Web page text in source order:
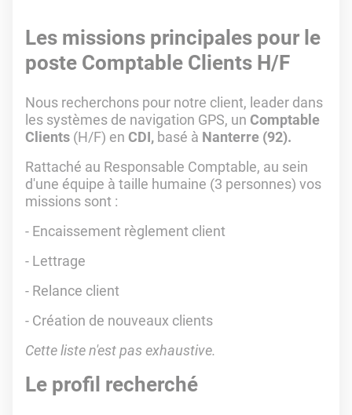
Les missions principales pour le
poste Comptable Clients H/F
Nous recherchons pour notre client, leader dans
les systèmes de navigation GPS, un Comptable
Clients (H/F) en CDI, basé à Nanterre (92).
Rattaché au Responsable Comptable, au sein
d'une équipe à taille humaine (3 personnes) vos
missions sont :
- Encaissement règlement client
- Lettrage
- Relance client
- Création de nouveaux clients
Cette liste n'est pas exhaustive.
Le profil recherché